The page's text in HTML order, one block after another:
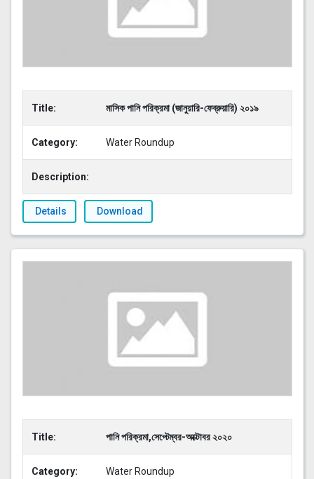
Title: মাসিক পানি পরিক্রমা (জানুয়ারি-ফেব্রুয়ারি) ২০১৯
Category: Water Roundup
Description:
Details Download
Title: পানি পরিক্রমা,সেপ্টেম্বর-অক্টোবর ২০২০
Category: Water Roundup